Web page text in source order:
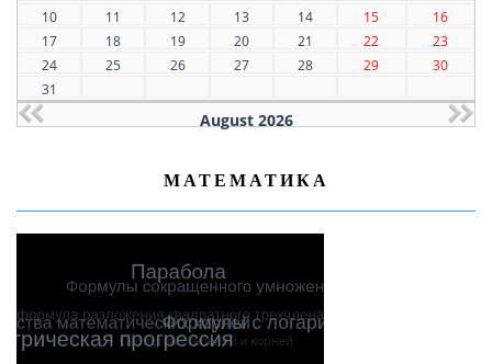
10
11 12 13 14 15
16
17
18 19 20 21 22
23
24
25 26 27 28 29
30
31
August 2026
МАТЕМАТИКА